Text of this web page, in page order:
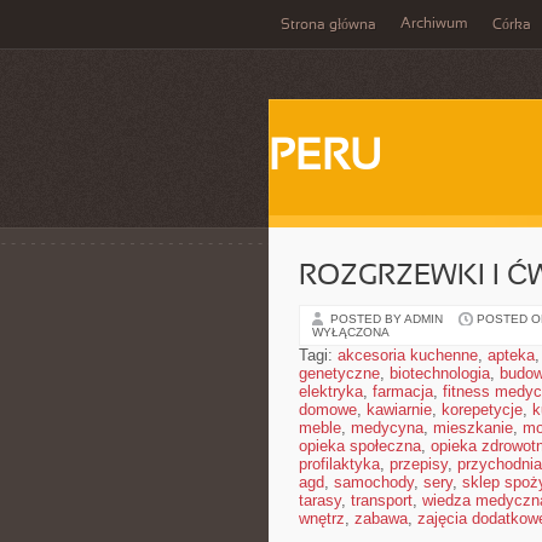
Strona główna Archiwum Córka
PERU
ROZGRZEWKI I
POSTED BY ADMIN POSTED
WYŁĄCZONA
Tagi: akcesoria kuchenne, apteka,
genetyczne, biotechnologia,
elektryka, farmacja, fitness
domowe, kawiarnie, korepetycje,
meble, medycyna, mieszkanie,
opieka społeczna, opieka
profilaktyka, przepisy, przychodnia
agd, samochody, sery, sklep
tarasy, transport, wiedza
wnętrz, zabawa, zajęcia